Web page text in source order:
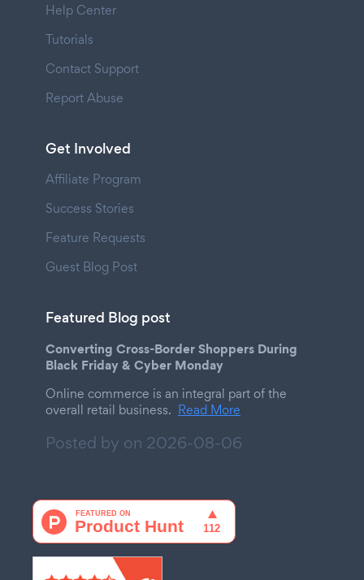
Help Center
Tutorials
Contact Support
Report Abuse
Get Involved
Affiliate Program
Success Stories
Feature Requests
Guest Blog Post
Featured Blog post
Converting Cross-Border Shoppers During
Black Friday & Cyber Monday
Online commerce is an integral part of the
overall retail business. Read More
Posted by on 2026-08-06